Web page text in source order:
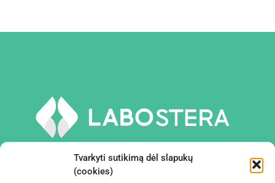
Tvarkyti sutikimą dėl slapukų
(cookies)